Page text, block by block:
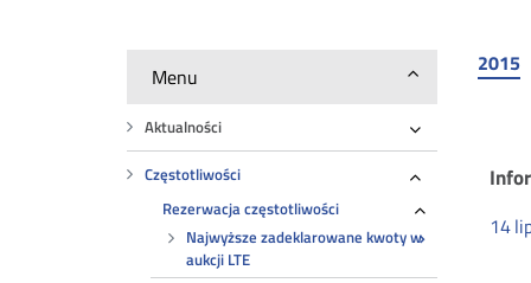
Menu
Aktualności
Rozwiń
Częstotliwości
Rezerwacja częstotliwości Rozwiń
Najwyższe zadeklarowane kwoty w
aukcji LTE
2015
14